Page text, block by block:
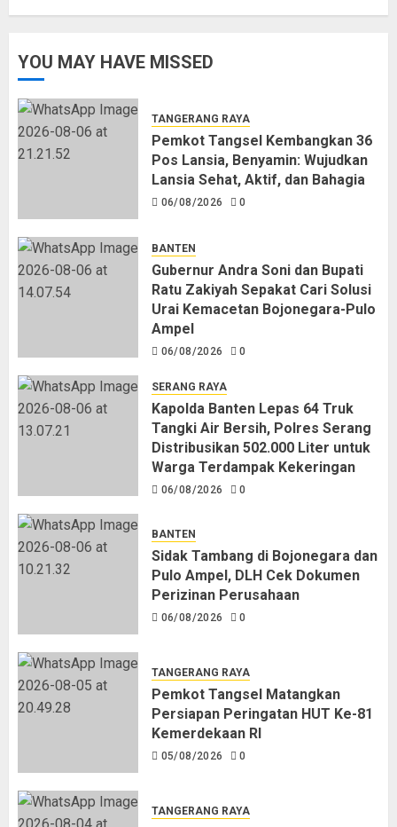
1
Lansia Sehat, Aktif, dan Bahagia
2
Gubernur Andra Soni dan Bupati
Ratu Zakiyah Sepakat Cari Solusi
Urai Kemacetan Bojonegara-Pulo
06/08/2026
3
Kapolda Banten Lepas 64 Truk
Tangki Air Bersih, Polres Serang
Distribusikan 502.000 Liter untuk
Warga Terdampak Kekeringan
06/08/2026
4
Sidak Tambang di Bojonegara dan
Pulo Ampel, DLH Cek Dokumen
Perizinan Perusahaan
5
Pemkot Tangsel Matangkan
Persiapan Peringatan HUT Ke-81
Kemerdekaan RI
YOU MAY HAVE MISSED
TANGERANG RAYA
Pemkot Tangsel Kembangkan 36
Pos Lansia, Benyamin: Wujudkan
Lansia Sehat, Aktif, dan Bahagia
06/08/2026 0
BANTEN
Gubernur Andra Soni dan Bupati
Ratu Zakiyah Sepakat Cari Solusi
Urai Kemacetan Bojonegara-Pulo
Ampel
06/08/2026 0
SERANG RAYA
Kapolda Banten Lepas 64 Truk
Tangki Air Bersih, Polres Serang
Distribusikan 502.000 Liter untuk
Warga Terdampak Kekeringan
06/08/2026 0
BANTEN
Sidak Tambang di Bojonegara dan
Pulo Ampel, DLH Cek Dokumen
Perizinan Perusahaan
06/08/2026 0
TANGERANG RAYA
Pemkot Tangsel Matangkan
Persiapan Peringatan HUT Ke-81
Kemerdekaan RI
05/08/2026 0
TANGERANG RAYA